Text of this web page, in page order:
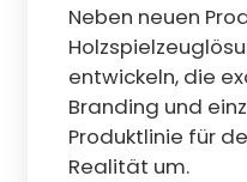
Neben neuen
entwickeln, die
Branding und
Produktlinie für
Realität um.